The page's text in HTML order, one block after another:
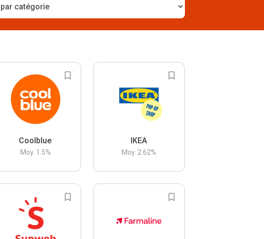
Coolblue
Moy. 1.5%
IKEA
Moy. 2.62%